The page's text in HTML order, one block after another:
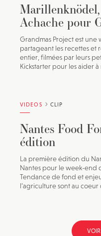
Achache pour
Grandmas Project est
partageant les recettes et
entier, filmées par leurs
Kickstarter pour les aider à
VIDEOS CLIP
Nantes Food
édition
La première édition du
Nantes pour le week-end
Tendance de fond et
l’agriculture sont au